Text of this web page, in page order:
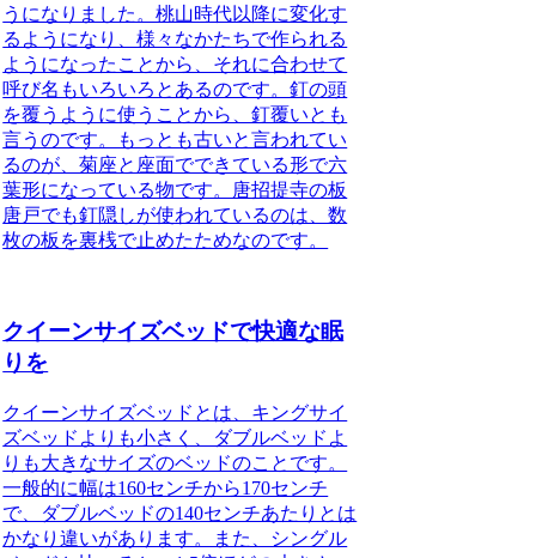
うになりました。桃山時代以降に変化す
るようになり、様々なかたちで作られる
ようになったことから、それに合わせて
呼び名もいろいろとあるのです。釘の頭
を覆うように使うことから、釘覆いとも
言うのです。もっとも古いと言われてい
るのが、菊座と座面でできている形で六
葉形になっている物です。唐招提寺の板
唐戸でも釘隠しが使われているのは、数
枚の板を裏桟で止めたためなのです。
クイーンサイズベッドで快適な眠
りを
クイーンサイズベッドとは、キングサイ
ズベッドよりも小さく、ダブルベッドよ
りも大きなサイズのベッドのことです。
一般的に幅は160センチから170センチ
で、ダブルベッドの140センチあたりとは
かなり違いがあります。また、シングル